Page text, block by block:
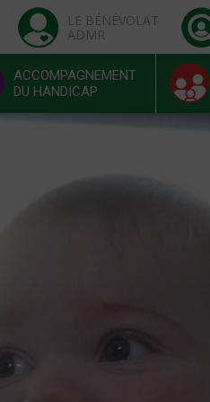
LE BÉNÉVOLAT
ADMR
ACCOMPAGNEMENT
DU HANDICAP